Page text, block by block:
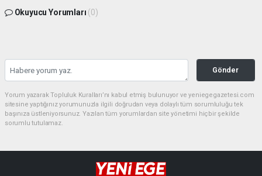
Okuyucu Yorumları (0)
Gönder
Yorum yazarak Topluluk Kuralları’nı kabul etmiş bulunuyor ve yeniegegazetesi.com
sitesine yaptığınız yorumunuzla ilgili doğrudan veya dolaylı tüm sorumluluğu tek
başınıza üstleniyorsunuz. Yazılan tüm yorumlardan site yönetimi hiçbir şekilde
sorumlu tutulamaz.